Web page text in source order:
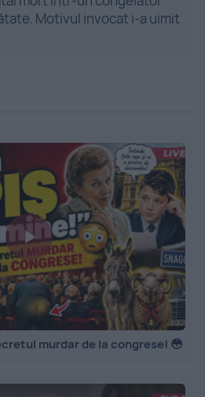
Motivul invocat i-a uimit
murdar de la congrese! 😳